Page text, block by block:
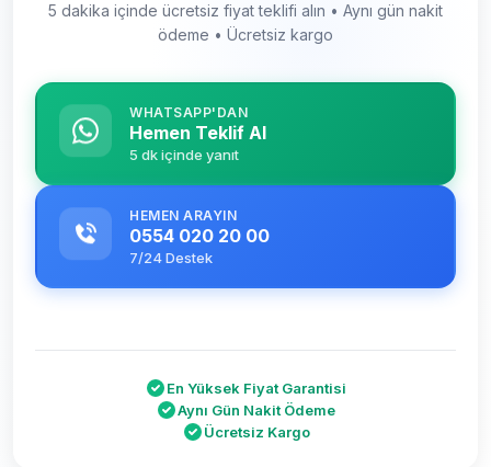
5 dakika içinde ücretsiz fiyat teklifi alın • Aynı gün nakit
ödeme • Ücretsiz kargo
WHATSAPP'DAN
Hemen Teklif Al
5 dk içinde yanıt
HEMEN ARAYIN
0554 020 20 00
7/24 Destek
En Yüksek Fiyat Garantisi
Aynı Gün Nakit Ödeme
Ücretsiz Kargo